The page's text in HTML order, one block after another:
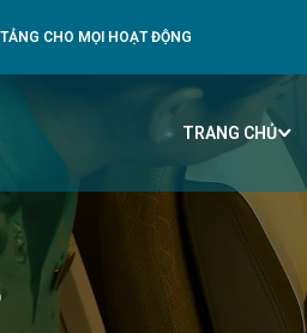
CHO MỌI HOẠT ĐỘNG
TRANG CHỦ